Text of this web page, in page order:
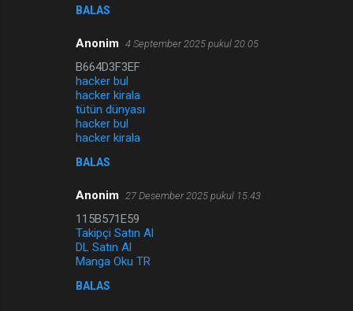
BALAS
Anonim 4 September 2025 pukul 20.05
B664D3F3EF
hacker bul
hacker kirala
tütün dünyası
hacker bul
hacker kirala
BALAS
Anonim 27 Desember 2025 pukul 15.43
115B571E59
Takipçi Satın Al
DL Satın Al
Manga Oku TR
BALAS